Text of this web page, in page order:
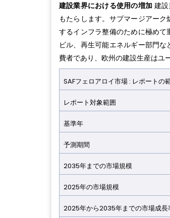
建設業界における使用の増加建設
もたらします。サブマージアー
するインフラ整備のために極めて
ビル、再生可能エネルギー部門
費者であり、欧州の建設生産はユ
SAFフェロアロイ市場 : レポートの
レポート対象範囲
基準年
予測期間
2035年までの市場規模
2025年の市場規模
2025年から2035年までの市場成長